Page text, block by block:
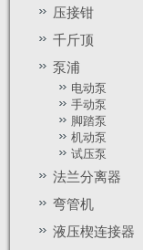
压接钳
千斤顶
泵浦
电动泵
手动泵
脚踏泵
机动泵
试压泵
法兰分离器
弯管机
液压楔连接器